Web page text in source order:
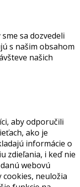
sa dozvedeli
s našim obsahom
našich
aby odporučili
ako je
informácie o
zdieľania, i keď nie
webovú
neuložia